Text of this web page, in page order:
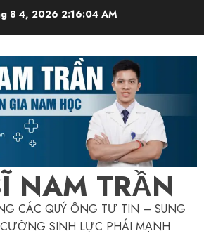
8 4, 2026 2:16:04 AM
NAM TRẦN
CÁC QUÝ ÔNG TỰ TIN – SUNG
SINH LỰC PHÁI MẠNH